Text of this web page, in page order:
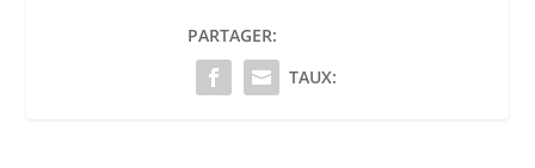
PARTAGER:
TAUX: